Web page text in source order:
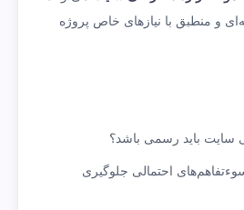
و منطبق با نیازهای خاص پروژه
سایت باید رسمی باشد؟
احتمالی جلوگیری